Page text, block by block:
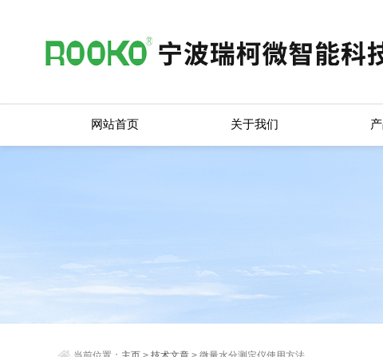
网站首页 关于我们